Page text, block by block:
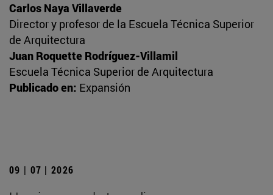
Carlos Naya Villaverde
Director y profesor de la Escuela Técnica Superior
de Arquitectura
Juan Roquette Rodríguez-Villamil
Escuela Técnica Superior de Arquitectura
Publicado en: Expansión
09 | 07 | 2026